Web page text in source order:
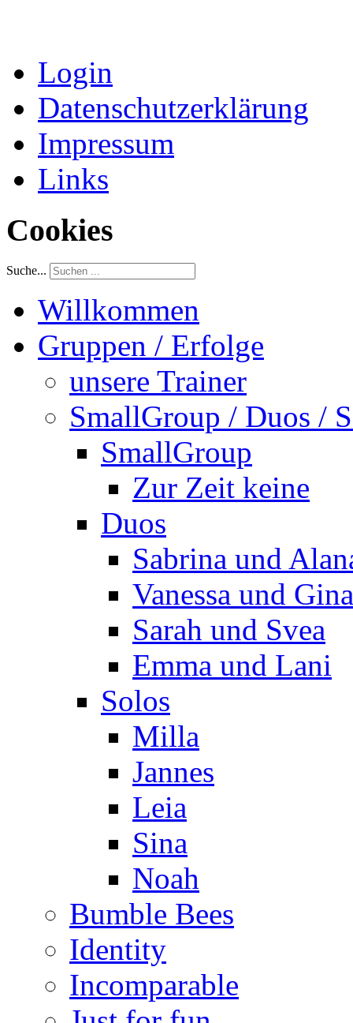
Login
Datenschutzerklärung
Impressum
Links
Cookies
Suche...
Willkommen
Gruppen / Erfolge
unsere Trainer
SmallGroup / Duos /
SmallGroup
Zur Zeit keine
Duos
Sabrina und
Vanessa und Gina
Sarah und Svea
Emma und Lani
Solos
Milla
Jannes
Leia
Sina
Noah
Bumble Bees
Identity
Incomparable